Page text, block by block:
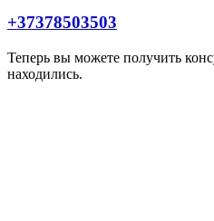
+37378503503
Теперь вы можете получить
находились.